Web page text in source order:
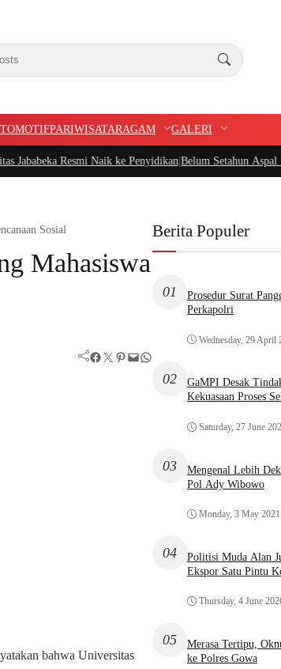
PARIWISATARAGAM GALERI
Naik ke Penyidikan| Belum Setahun Aspal Sudah Rusak,
Sosial
Mahasiswa
Facebook Twitter Pinterest Mail WhatsApp
bahwa Universitas
Berita Populer
01
Prosedur Surat
Perkapolri
Wednesday, 29 April
02
GaMPI Desak
Kekuasaan Proses
Saturday, 27 June
03
Mengenal Lebih
Pol Ady Wibowo
Monday, 3 May 2021
04
Politisi Muda Alan
Ekspor Satu Pintu
Thursday, 4 June
05
Merasa Tertipu,
ke Polres Gowa